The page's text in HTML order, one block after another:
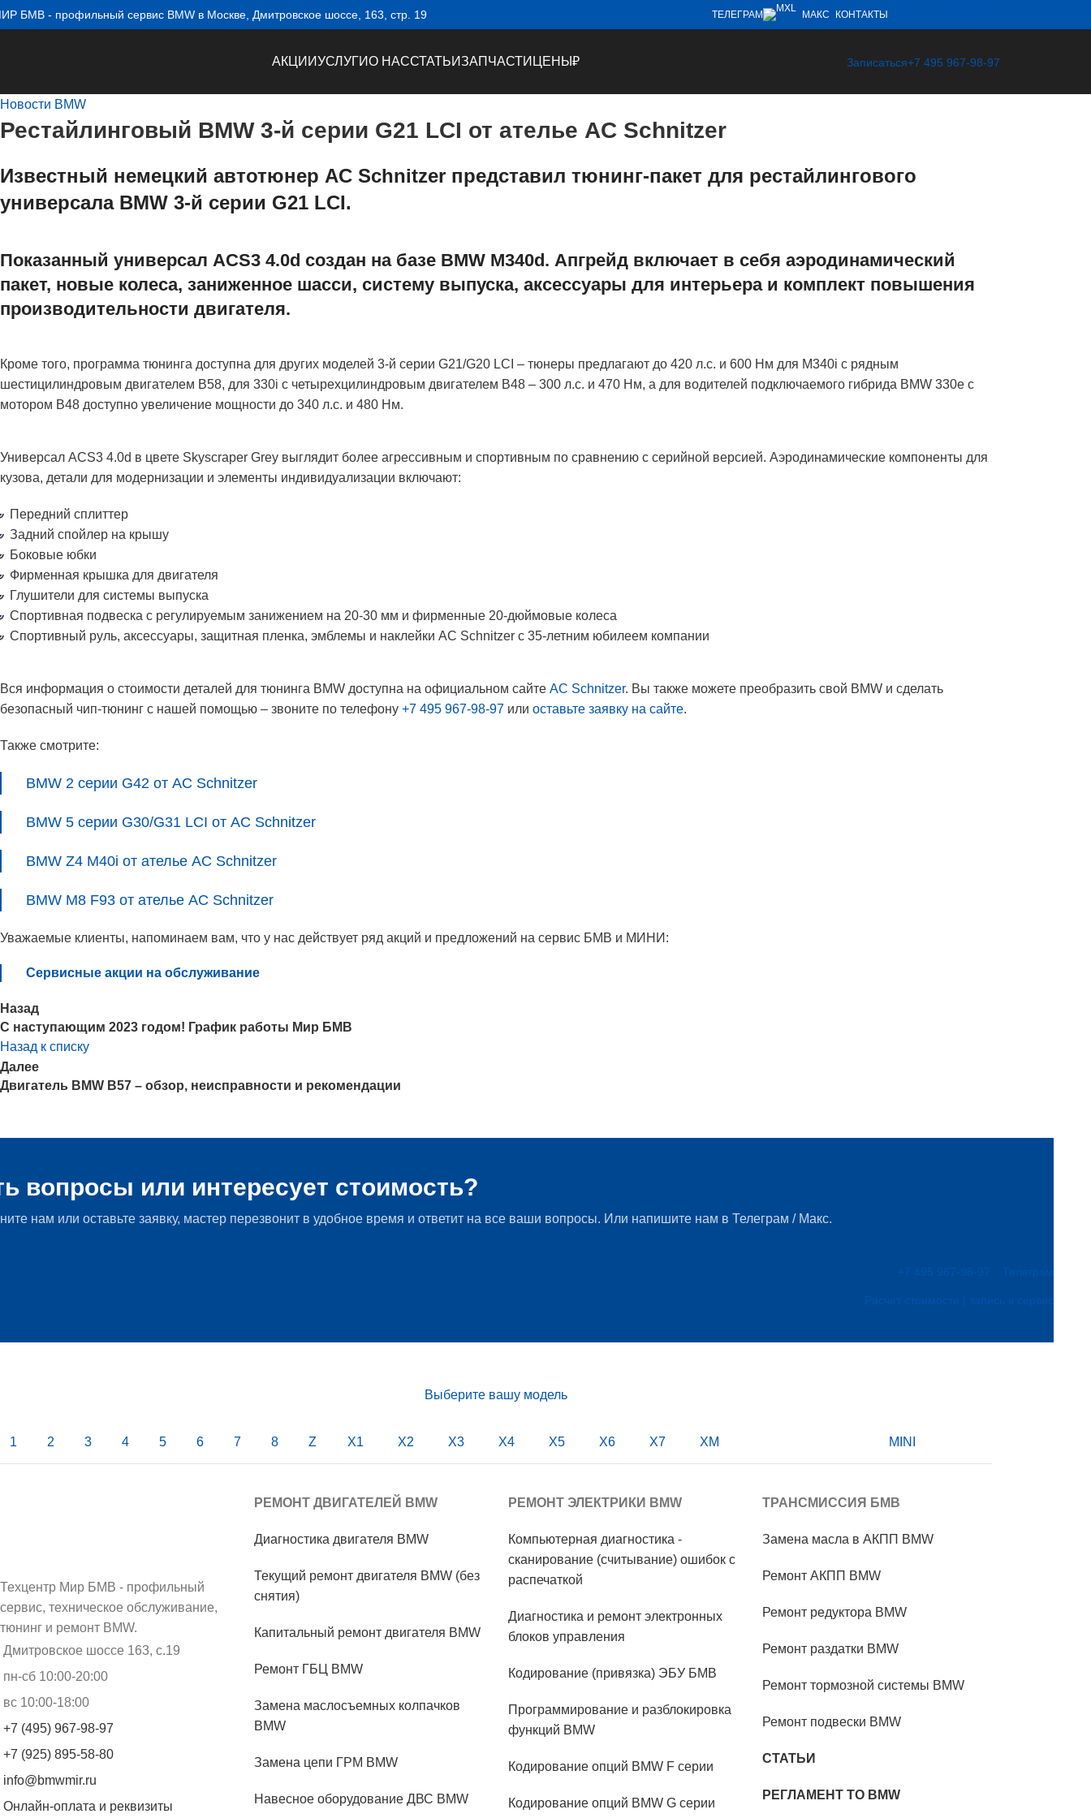
БМВ - профильный сервис BMW в Москве, Дмитровское шоссе, 163, стр. 19 ТЕЛЕГРАМ МАКС КОНТАКТЫ
АКЦИИУСЛУГИО НАССТАТЬИЗАПЧАСТИ ЦЕНЫ ₽ Записаться+7 495 967-98-97
Новости BMW
Рестайлинговый BMW 3-й серии G21 LCI от ателье AC Schnitzer
Известный немецкий автотюнер AC Schnitzer представил тюнинг-пакет для рестайлингового
универсала BMW 3-й серии G21 LCI.
Показанный универсал ACS3 4.0d создан на базе BMW M340d. Апгрейд включает в себя аэродинамический
пакет, новые колеса, заниженное шасси, систему выпуска, аксессуары для интерьера и комплект повышения
производительности двигателя.
Кроме того, программа тюнинга доступна для других моделей 3-й серии G21/G20 LCI – тюнеры предлагают до 420 л.с. и 600 Нм для M340i с рядным
шестицилиндровым двигателем B58, для 330i с четырехцилиндровым двигателем B48 – 300 л.с. и 470 Нм, а для водителей подключаемого гибрида BMW 330e с
мотором B48 доступно увеличение мощности до 340 л.с. и 480 Нм.
Универсал ACS3 4.0d в ​​цвете Skyscraper Grey выглядит более агрессивным и спортивным по сравнению с серийной версией. Аэродинамические компоненты для
кузова, детали для модернизации и элементы индивидуализации включают:
Передний сплиттер
Задний спойлер на крышу
Боковые юбки
Фирменная крышка для двигателя
Глушители для системы выпуска
Спортивная подвеска с регулируемым занижением на 20-30 мм и фирменные 20-дюймовые колеса
Спортивный руль, аксессуары, защитная пленка, эмблемы и наклейки AC Schnitzer с 35-летним юбилеем компании
Вся информация о стоимости деталей для тюнинга BMW доступна на официальном сайте AC Schnitzer. Вы также можете преобразить свой BMW и сделать
безопасный чип-тюнинг с нашей помощью – звоните по телефону +7 495 967-98-97 или оставьте заявку на сайте.
Также смотрите:
BMW 2 серии G42 от AC Schnitzer
BMW 5 серии G30/G31 LCI от AC Schnitzer
BMW Z4 M40i от ателье AC Schnitzer
BMW M8 F93 от ателье AC Schnitzer
Уважаемые клиенты, напоминаем вам, что у нас действует ряд акций и предложений на сервис БМВ и МИНИ:
Сервисные акции на обслуживание
Назад
С наступающим 2023 годом! График работы Мир БМВ
Назад к списку
Далее
Двигатель BMW B57 – обзор, неисправности и рекомендации
вопросы или интересует стоимость?
нам или оставьте заявку, мастер перезвонит в удобное время и ответит на все ваши вопросы. Или напишите нам в Телеграм / Макс.
+7 495 967-98-97 Телеграм
Расчет стоимости | запись в сервис
Выберите вашу модель
1 2 3 4 5 6 7 8 Z X1 X2 X3 X4 X5 X6 X7 XM MINI
Техцентр Мир БМВ - профильный
сервис, техническое обслуживание,
тюнинг и ремонт BMW.
Дмитровское шоссе 163, с.19
пн-сб 10:00-20:00
вс 10:00-18:00
+7 (495) 967-98-97
+7 (925) 895-58-80
info@bmwmir.ru
Онлайн-оплата и реквизиты
РЕМОНТ ДВИГАТЕЛЕЙ BMW
Диагностика двигателя BMW
Текущий ремонт двигателя BMW (без
снятия)
Капитальный ремонт двигателя BMW
Ремонт ГБЦ BMW
Замена маслосъемных колпачков
BMW
Замена цепи ГРМ BMW
Навесное оборудование ДВС BMW
РЕМОНТ ЭЛЕКТРИКИ BMW
Компьютерная диагностика -
сканирование (считывание) ошибок с
распечаткой
Диагностика и ремонт электронных
блоков управления
Кодирование (привязка) ЭБУ БМВ
Программирование и разблокировка
функций BMW
Кодирование опций BMW F серии
Кодирование опций BMW G серии
ТРАНСМИССИЯ БМВ
Замена масла в АКПП BMW
Ремонт АКПП BMW
Ремонт редуктора BMW
Ремонт раздатки BMW
Ремонт тормозной системы BMW
Ремонт подвески BMW
СТАТЬИ
РЕГЛАМЕНТ ТО BMW